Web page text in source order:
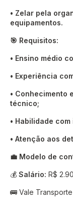
• Zelar pela
equipamentos.
🎯 Requisitos:
• Ensino médio
• Experiência
• Conhecimento
técnico;
• Habilidade
• Atenção aos
💼 Modelo de
💰 Salário: R$
🚌 Vale Transporte